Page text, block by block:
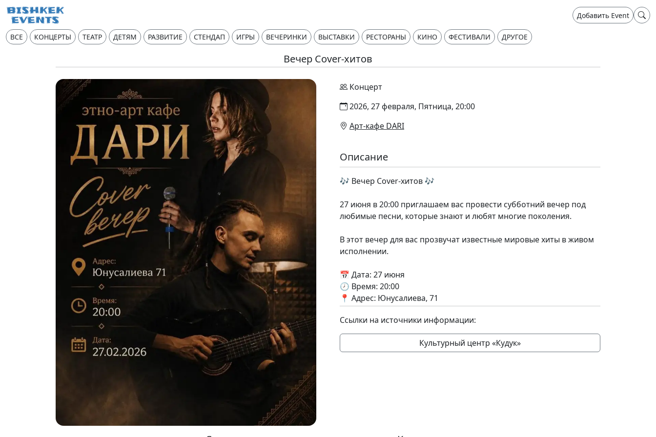
Добавить Event
ВСЕ КОНЦЕРТЫ ТЕАТР ДЕТЯМ РАЗВИТИЕ СТЕНДАП ИГРЫ ВЕЧЕРИНКИ ВЫСТАВКИ РЕСТОРАНЫ КИНО ФЕСТИВАЛИ ДРУГОЕ
Вечер Cover-хитов
Концерт
2026, 27 февраля, Пятница, 20:00
Арт-кафе DARI
Описание
🎶 Вечер Cover-хитов 🎶
27 июня в 20:00 приглашаем вас провести субботний вечер под
любимые песни, которые знают и любят многие поколения.
В этот вечер для вас прозвучат известные мировые хиты в живом
исполнении.
📅 Дата: 27 июня
🕗 Время: 20:00
📍 Адрес: Юнусалиева, 71
Ссылки на источники информации:
Культурный центр «Кудук»